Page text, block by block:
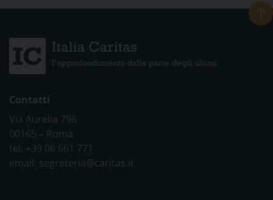
Contatti
Via Aurelia 796
00165 – Roma
tel: +39 06 661 771
email: segreteria@caritas.it